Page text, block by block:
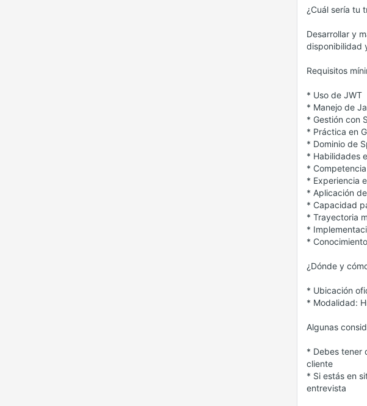
¿Cuál sería tu
Desarrollar y
disponibilidad
Requisitos
* Uso de JWT
* Manejo de
* Gestión con
* Práctica en
* Dominio de
* Habilidades
*
* Experiencia
* Aplicación
* Capacidad
* Trayectoria
*
*
¿Dónde y
* Ubicación
* Modalidad:
Algunas
* Debes tener
cliente
* Si estás en
entrevista